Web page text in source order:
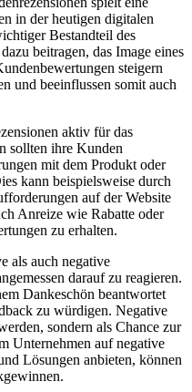
in der heutigen digitalen
Bestandteil des
beitragen, das Image eines
steigern
und beeinflussen somit auch
aktiv für das
sollten ihre Kunden
mit dem Produkt oder
kann beispielsweise durch
auf der Website
Anreize wie Rabatte oder
zu erhalten.
als auch negative
darauf zu reagieren.
Dankeschön beantwortet
zu würdigen. Negative
sondern als Chance zur
Unternehmen auf negative
Lösungen anbieten, können